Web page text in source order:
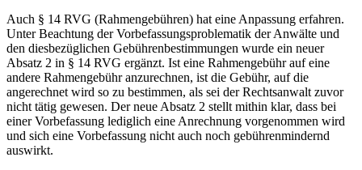
Auch § 14 RVG (Rahmengebühren) hat eine Anpassung erfahren.
Unter Beachtung der Vorbefassungsproblematik der Anwälte und
den diesbezüglichen Gebührenbestimmungen wurde ein neuer
Absatz 2 in § 14 RVG ergänzt. Ist eine Rahmengebühr auf eine
andere Rahmengebühr anzurechnen, ist die Gebühr, auf die
angerechnet wird so zu bestimmen, als sei der Rechtsanwalt zuvor
nicht tätig gewesen. Der neue Absatz 2 stellt mithin klar, dass bei
einer Vorbefassung lediglich eine Anrechnung vorgenommen wird
und sich eine Vorbefassung nicht auch noch gebührenmindernd
auswirkt.